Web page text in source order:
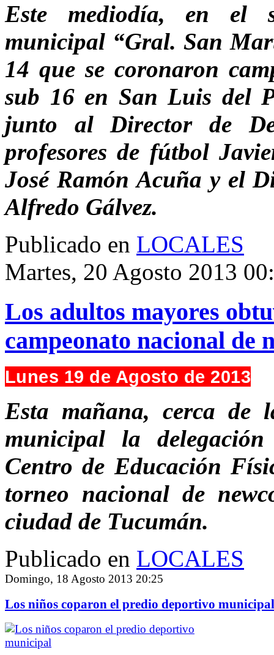
Este mediodía, en el
municipal “Gral. San
14 que se coronaron
sub 16 en San Luis del
junto al Director de
profesores de fútbol
José Ramón Acuña y el
Alfredo Gálvez.
Publicado en LOCALES
Martes, 20 Agosto 2013
Los adultos mayores
campeonato nacional de
Lunes 19 de Agosto de 2013
Esta mañana, cerca de
municipal la
Centro de Educación
torneo nacional de
ciudad de Tucumán.
Publicado en LOCALES
Domingo, 18 Agosto 2013 20:25
Los niños coparon el predio deportivo municipal